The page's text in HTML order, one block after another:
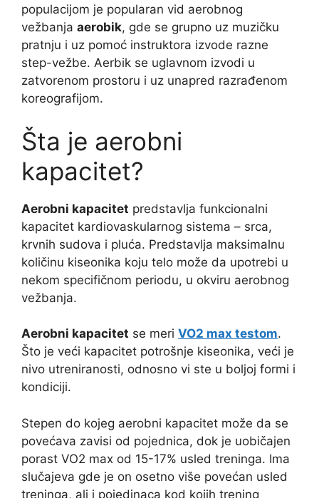
populacijom je popularan vid aerobnog
vežbanja aerobik, gde se grupno uz muzičku
pratnju i uz pomoć instruktora izvode razne
step-vežbe. Aerbik se uglavnom izvodi u
zatvorenom prostoru i uz unapred razrađenom
koreografijom.
Šta je aerobni
kapacitet?
Aerobni kapacitet predstavlja funkcionalni
kapacitet kardiovaskularnog sistema – srca,
krvnih sudova i pluća. Predstavlja maksimalnu
količinu kiseonika koju telo može da upotrebi u
nekom specifičnom periodu, u okviru aerobnog
vežbanja.
Aerobni kapacitet se meri VO2 max testom.
Što je veći kapacitet potrošnje kiseonika, veći je
nivo utreniranosti, odnosno vi ste u boljoj formi i
kondiciji.
Stepen do kojeg aerobni kapacitet može da se
povećava zavisi od pojednica, dok je uobičajen
porast VO2 max od 15-17% usled treninga. Ima
slučajeva gde je on osetno više povećan usled
treninga, ali i pojedinaca kod kojih trening